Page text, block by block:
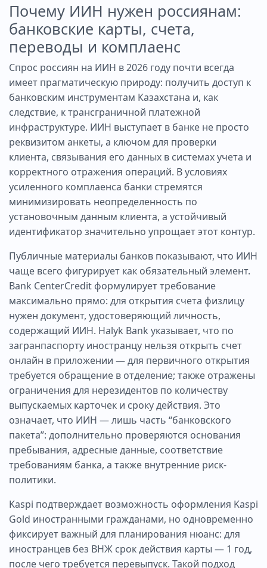
Почему ИИН нужен россиянам:
банковские карты, счета,
переводы и комплаенс
Спрос россиян на ИИН в 2026 году почти всегда
имеет прагматическую природу: получить доступ к
банковским инструментам Казахстана и, как
следствие, к трансграничной платежной
инфраструктуре. ИИН выступает в банке не просто
реквизитом анкеты, а ключом для проверки
клиента, связывания его данных в системах учета и
корректного отражения операций. В условиях
усиленного комплаенса банки стремятся
минимизировать неопределенность по
установочным данным клиента, а устойчивый
идентификатор значительно упрощает этот контур.
Публичные материалы банков показывают, что ИИН
чаще всего фигурирует как обязательный элемент.
Bank CenterCredit формулирует требование
максимально прямо: для открытия счета физлицу
нужен документ, удостоверяющий личность,
содержащий ИИН. Halyk Bank указывает, что по
загранпаспорту иностранцу нельзя открыть счет
онлайн в приложении — для первичного открытия
требуется обращение в отделение; также отражены
ограничения для нерезидентов по количеству
выпускаемых карточек и сроку действия. Это
означает, что ИИН — лишь часть “банковского
пакета”: дополнительно проверяются основания
пребывания, адресные данные, соответствие
требованиям банка, а также внутренние риск-
политики.
Kaspi подтверждает возможность оформления Kaspi
Gold иностранными гражданами, но одновременно
фиксирует важный для планирования нюанс: для
иностранцев без ВНЖ срок действия карты — 1 год,
после чего требуется перевыпуск. Такой подход